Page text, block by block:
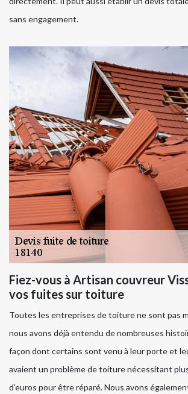
sans engagement.
Fiez-vous à Artisan couvreur
vos fuites sur toiture
Toutes les entreprises de toiture ne sont pas
nous avons déjà entendu de nombreuses
façon dont certains sont venu à leur porte et
avaient un problème de toiture nécessitant
d’euros pour être réparé. Nous avons